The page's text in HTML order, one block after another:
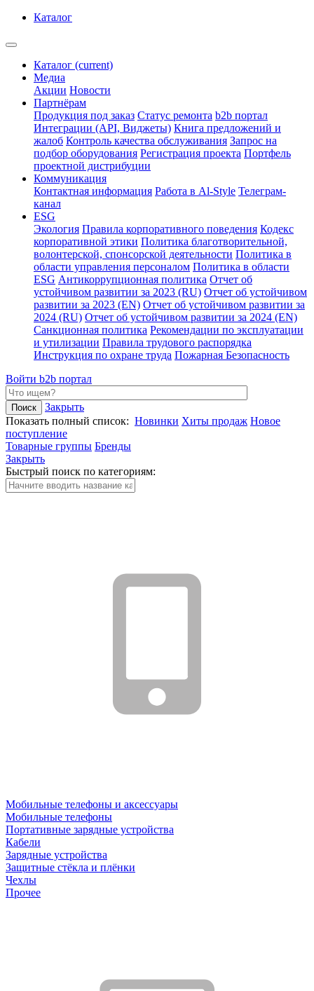
Каталог
Каталог (current)
Медиа
Акции Новости
Партнёрам
Продукция под заказ Статус ремонта b2b портал
Интеграции (API, Виджеты) Книга предложений и
жалоб Контроль качества обслуживания Запрос на
подбор оборудования Регистрация проекта Портфель
проектной дистрибуции
Коммуникация
Контактная информация Работа в Al-Style Телеграм-
канал
ESG
Экология Правила корпоративного поведения Кодекс
корпоративной этики Политика благотворительной,
волонтерской, спонсорской деятельности Политика в
области управления персоналом Политика в области
ESG Антикоррупционная политика Отчет об
устойчивом развитии за 2023 (RU) Отчет об устойчивом
развитии за 2023 (EN) Отчет об устойчивом развитии за
2024 (RU) Отчет об устойчивом развитии за 2024 (EN)
Санкционная политика Рекомендации по эксплуатации
и утилизации Правила трудового распорядка
Инструкция по охране труда Пожарная Безопасность
Войти b2b портал
Закрыть
Показать полный список: Новинки Хиты продаж Новое
поступление
Товарные группы Бренды
Закрыть
Быстрый поиск по категориям:
Мобильные телефоны и аксессуары
Мобильные телефоны
Портативные зарядные устройства
Кабели
Зарядные устройства
Защитные стёкла и плёнки
Чехлы
Прочее